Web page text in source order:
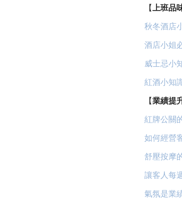
【 上班品
秋冬酒店
酒店小姐
威士忌小
紅酒小知
【業績提
紅牌公關
如何經營
舒壓按摩
讓客人每
氣氛是業